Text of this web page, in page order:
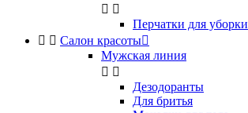
 
Перчатки для уборки
  Салон красоты
Мужская линия
 
Дезодоранты
Для бритья